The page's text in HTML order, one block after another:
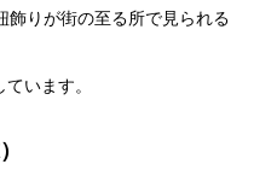
飾りが街の至る所で見られる
います。